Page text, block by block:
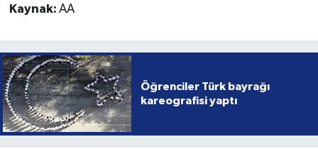
Kaynak: AA
Öğrenciler Türk bayrağı
kareografisi yaptı